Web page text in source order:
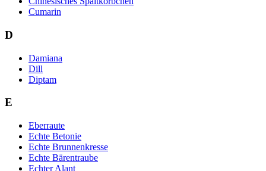
Cumarin
D
Damiana
Dill
Diptam
E
Eberraute
Echte Betonie
Echte Brunnenkresse
Echte Bärentraube
Echter Alant